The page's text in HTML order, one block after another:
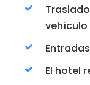
El hotel